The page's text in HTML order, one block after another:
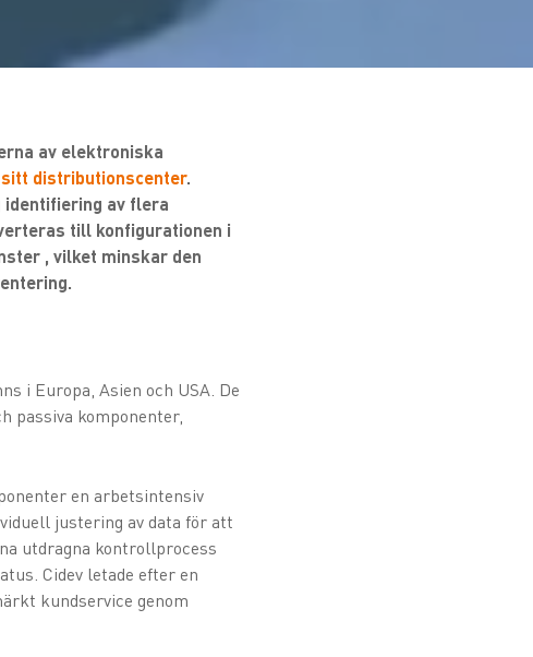
av elektroniska
distributionscenter.
identifiering av flera
till konfigurationen i
, vilket minskar den
i Europa, Asien och USA. De
passiva komponenter,
en arbetsintensiv
justering av data för att
utdragna kontrollprocess
Cidev letade efter en
kundservice genom